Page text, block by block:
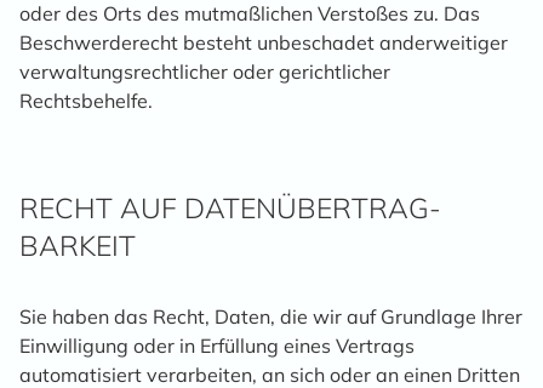
oder des Orts des mutmaßlichen Verstoßes zu. Das
Beschwerderecht besteht unbeschadet anderweitiger
verwaltungsrechtlicher oder gerichtlicher
Rechtsbehelfe.
RECHT AUF DATEN­ÜBERTRAG­
BARKEIT
Sie haben das Recht, Daten, die wir auf Grundlage Ihrer
Einwilligung oder in Erfüllung eines Vertrags
automatisiert verarbeiten, an sich oder an einen Dritten